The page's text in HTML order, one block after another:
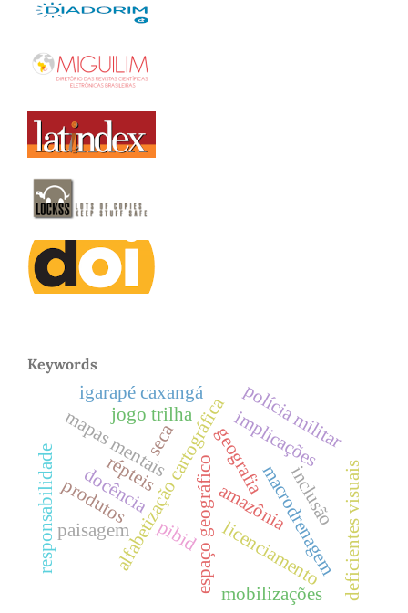
Keywords
alfabetização cartográfica
mapas mentais
espaço geográficogeografia
paisagem amazônia
docência
pibid macrodrenagem
igarapé caxangá
licenciamento
responsabilidade
implicações
polícia militar
deficientes visuais
inclusão
mobilizações
jogo trilha
répteis
produtos
seca